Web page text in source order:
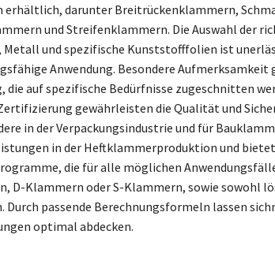
erhältlich, darunter Breitrückenklammern,
und Streifenklammern. Die Auswahl der
und spezifische Kunststofffolien ist
Anwendung. Besondere
die auf spezifische Bedürfnisse zugeschnitten
gewährleisten die Qualität und
in der Verpackungsindustrie und für
in der Heftklammerproduktion und
die für alle möglichen
D-Klammern oder S-Klammern, sowie sowohl
Durch passende Berechnungsformeln lassen
optimal abdecken.